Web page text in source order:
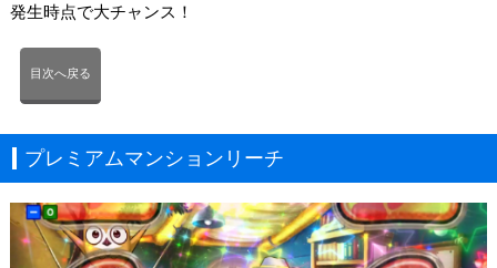
発生時点で大チャンス！
目次へ戻る
プレミアムマンションリーチ